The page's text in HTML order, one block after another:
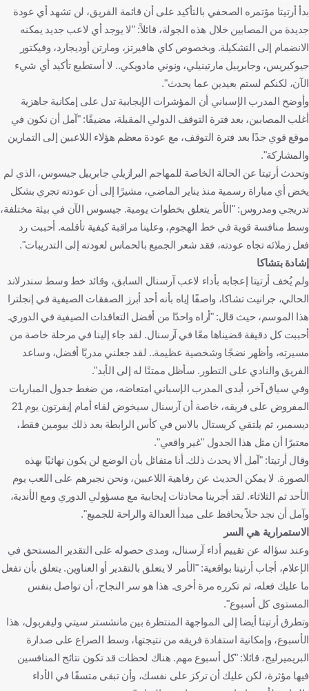
بدأ أرتيتا مؤتمره الصحفي بالتأكيد على أن قائمة الفريق، لن تشهد أي عودة
جديدة من المصابين خلال هذه الجولة، قائلاً: "لا يوجد أي لاعب جديد يمكنه
الانضمام إلى التشكيلة. وبخصوص كاي هافيرتز، ومارتن أوديجارد، وفيكتور
جيوكيريس، وجابرييل مارتينيلي، ونوني مادويكي.. لا أستطيع تأكيد أي شيء
الآن، لكنكم لستم بعيدين عما يحدث".
وأوضح المدرب الإسباني أن المؤشرات الإيجابية تدل على إمكانية جاهزية
أغلب المصابين، بعد فترة التوقف الدولي المقبلة، مضيفًا: "آمل أن نكون في
موقع قوي جدًا بعد فترة التوقف، مع عودة معظم هؤلاء اللاعبين إلى التمارين
والمشاركة".
وتحدث أرتيتا عن الحالة الخاصة للمهاجم البرازيلي جابرييل جيسوس، الذي لم
يخض أي مباراة رسمية منذ يناير الماضي، مشيرًا إلى أن عودته تجري بشكل
تدريجي ومدروس: "الأمر يتعلق بخطوات يومية. جيسوس الآن في بيئة مختلفة،
وسط منافسة قوية في خط الهجوم، وعلينا مراقبة كيفية تأقلمه. أحببت رد
فعل زملائه تجاه عودته، فقد شعر الجميع بالحماس لعودته إلى التدريبات".
إشادة بتشاكا
ولم يُخف أرتيتا إعجابه بأداء لاعب آرسنال السابق، وقائد خط وسط سندرلاند
الحالي، جرانيت تشاكا، واصفًا إياه بأنه أحد أبرز الصفقات الصيفية في إنجلترا
هذا الموسم، حيث قال: "أراه واحدًا من أفضل التعاقدات الصيفية في الدوري.
أحببت كل دقيقة قضيناها معًا في آرسنال. لقد جاء إلينا في مرحلة خاصة من
مسيرته، وأظهر نضجًا وشخصية عظيمة.. لقد جعلني مدربًا أفضل، وساعد
الفريق والنادي على التطور. سأظل ممتنًا له إلى الأبد".
وفي سياق آخر، أبدى المدرب الإسباني امتعاضه، من ضغط جدول المباريات
المفروض على فريقه، خاصة أن آرسنال سيخوض لقاء أمام إيفرتون يوم 21
ديسمبر، ثم يلتقي كريستال بالاس في كأس الرابطة بعد ذلك بيومين فقط،
معتبرًا أن مثل هذا الجدول "غير واقعي".
وقال أرتيتا: "آمل ألا يحدث ذلك. أنا متفائل بأن الوضع لن يكون نهائيًا بهذه
الصورة. لا يمكن الحديث عن رفاهية اللاعبين، ونحن نجبرهم على اللعب يوم
الأحد ثم الثلاثاء. لقد أجرينا محادثات إيجابية مع مسؤولي الدوري ومع الأندية،
وآمل أن نجد حلاً يحافظ على مبدأ العدالة والراحة للجميع".
الاستمرارية هي السر
وعند سؤاله عن تقييم أداء آرسنال، ومدى حصوله على التقدير المستحق في
الإعلام، أجاب أرتيتا بواقعية: "الأمر لا يتعلق بالتقدير أو العناوين. يتعلق بأن تفعل
ما عليك فعله، ثم تكرره مرة أخرى. هذا هو سر النجاح، أن تواصل بنفس
المستوى كل أسبوع".
وتطرق أرتيتا أيضا إلى المواجهة المنتظرة بين مانشستر سيتي وليفربول، هذا
الأسبوع، وإمكانية استفادة فريقه من نتيجتها، وسط الصراع على صدارة
البريميرليج، قائلا: "كل أسبوع مهم. هناك لحظات قد تكون نتائج المنافسين
فيها مؤثرة، لكن عليك أن تركز على نفسك، وأن تبقى متسقًا في الأداء